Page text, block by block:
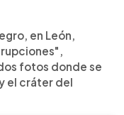
en León,
fotos donde se
el cráter del